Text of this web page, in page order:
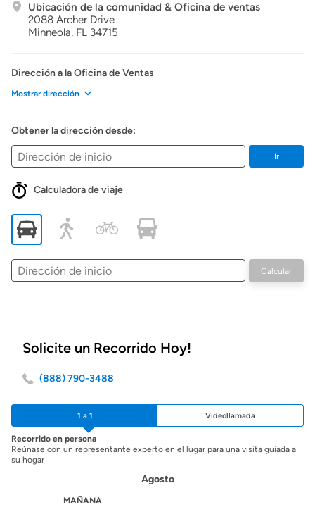
Ubicación de la comunidad & Oficina de ventas
2088 Archer Drive
Minneola, FL 34715
Dirección a la Oficina de Ventas
Mostrar dirección
Obtener la dirección desde:
Ir
Calculadora de viaje
Dirección
de
Calcular
Solicite un Recorrido Hoy!
(888) 790-3488
1 a 1 Videollamada
Recorrido en persona
Reúnase con un representante experto en el lugar para una visita guiada a
su hogar
Agosto
MAÑANA